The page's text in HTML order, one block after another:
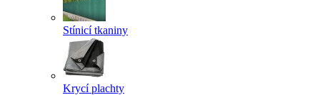
Stínicí tkaniny
Krycí plachty